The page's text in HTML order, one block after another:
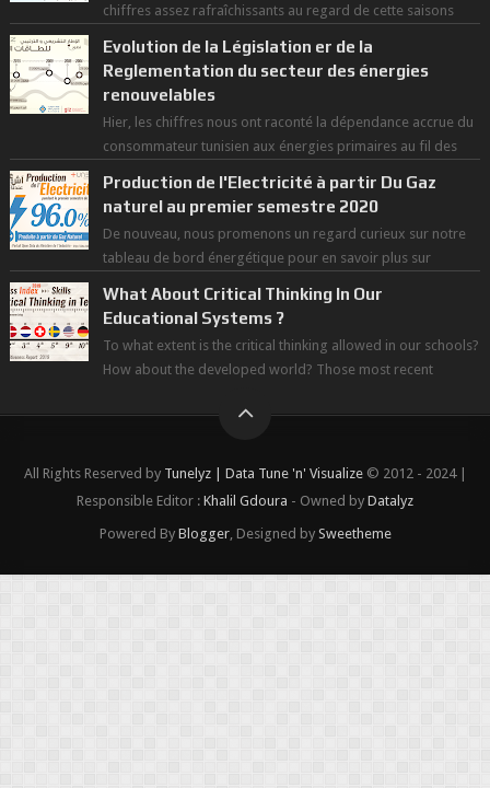
chiffres assez rafraîchissants au regard de cette saisons
Evolution de la Législation er de la
Reglementation du secteur des énergies
renouvelables
Hier, les chiffres nous ont raconté la dépendance accrue du
consommateur tunisien aux énergies primaires au fil des
Production de l'Electricité à partir Du Gaz
naturel au premier semestre 2020
De nouveau, nous promenons un regard curieux sur notre
tableau de bord énergétique pour en savoir plus sur
What About Critical Thinking In Our
Educational Systems ?
To what extent is the critical thinking allowed in our schools?
How about the developed world? Those most recent
All Rights Reserved by Tunelyz | Data Tune 'n' Visualize© 2012 - 2024 |
Responsible Editor : Khalil Gdoura - Owned by Datalyz
Powered By Blogger, Designed by Sweetheme